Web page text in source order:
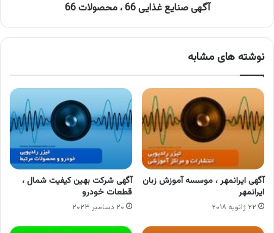
آگهی صنایع غذایی 66 ، محصولات 66
نوشته های مشابه
آگهی ایرانمهر ، موسسه آموزش زبان
ایرانمهر
۲۲ ژانویه ۲۰۱۸
آگهی شرکت بهین کیفیت شمال ،
قطعات خودرو
۲۰ دسامبر ۲۰۲۳